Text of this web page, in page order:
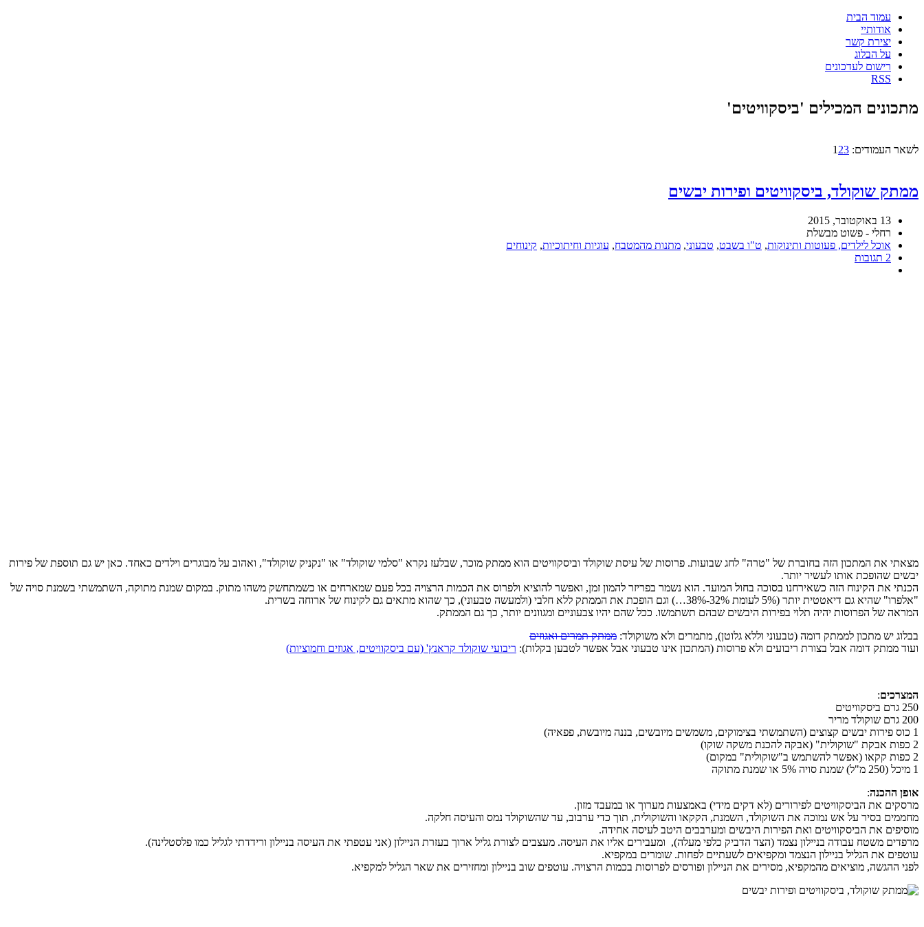
עמוד הבית
אודותיי
יצירת קשר
על הבלוג
רישום לעדכונים
RSS
מתכונים המכילים 'ביסקוויטים'
לשאר העמודים: 1 23
ממתק שוקולד, ביסקוויטים ופירות יבשים
13 באוקטובר, 2015
רחלי - פשוט מבשלת
אוכל לילדים, פעוטות ותינוקות, ט"ו בשבט, טבעוני, מתנות מהמטבח, עוגיות וחיתוכיות, קינוחים
2 תגובות
מצאתי את המתכון הזה בחוברת של "טרה" לחג שבועות. פרוסות של עיסת שוקולד וביסקוויטים הוא ממתק מוכר, שבלעז נקרא "סלמי שוקולד" או "נקניק שוקולד", ואהוב על מבוגרים וילדים כאחד. כאן יש גם תוספת של פירות
יבשים שהופכת אותו לעשיר יותר.
הכנתי את הקינוח הזה כשאירחנו בסוכה בחול המועד. הוא נשמר בפריזר להמון זמן, ואפשר להוציא ולפרוס את הכמות הרצויה בכל פעם שמארחים או כשמתחשק משהו מתוק. במקום שמנת מתוקה, השתמשתי בשמנת סויה של
"אלפרו" שהיא גם דיאטטית יותר (5% לעומת 32%-38%…) וגם הופכת את הממתק ללא חלבי (ולמעשה טבעוני), כך שהוא מתאים גם לקינוח של ארוחה בשרית.
המראה של הפרוסות יהיה תלוי בפירות היבשים שבהם תשתמשו. ככל שהם יהיו צבעוניים ומגוונים יותר, כך גם הממתק.
בבלוג יש מתכון לממתק דומה (טבעוני וללא גלוטן), מתמרים ולא משוקולד: ממתק תמרים ואגוזים
ועוד ממתק דומה אבל בצורת ריבועים ולא פרוסות (המתכון אינו טבעוני אבל אפשר לטבען בקלות): ריבועי שוקולד קראנץ' (עם ביסקוויטים, אגוזים וחמוציות)
המצרכים:
250 גרם ביסקוויטים
200 גרם שוקולד מריר
1 כוס פירות יבשים קצוצים (השתמשתי בצימוקים, משמשים מיובשים, בננה מיובשת, פפאיה)
2 כפות אבקת "שוקולית" (אבקה להכנת משקה שוקו)
2 כפות קקאו (אפשר להשתמש ב"שוקולית" במקום)
1 מיכל (250 מ"ל) שמנת סויה 5% או שמנת מתוקה
אופן ההכנה:
מרסקים את הביסקוויטים לפירורים (לא דקים מידי) באמצעות מערוך או במעבד מזון.
מחממים בסיר על אש נמוכה את השוקולד, השמנת, הקקאו והשוקולית, תוך כדי ערבוב, עד שהשוקולד נמס והעיסה חלקה.
מוסיפים את הביסקוויטים ואת הפירות היבשים ומערבבים היטב לעיסה אחידה.
מרפדים משטח עבודה בניילון נצמד (הצד הדביק כלפי מעלה), ומעבירים אליו את העיסה. מעצבים לצורת גליל ארוך בעזרת הניילון (אני עטפתי את העיסה בניילון ורידדתי לגליל כמו פלסטלינה).
עוטפים את הגליל בניילון הנצמד ומקפיאים לשעתיים לפחות. שומרים במקפיא.
לפני ההגשה, מוציאים מהמקפיא, מסירים את הניילון ופורסים לפרוסות בכמות הרצויה. עוטפים שוב בניילון ומחזירים את שאר הגליל למקפיא.